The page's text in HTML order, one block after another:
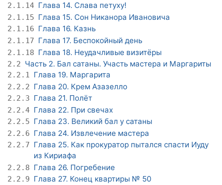
2.1.14 Глава 14. Слава петуху!
2.1.15 Глава 15. Сон Никанора Ивановича
2.1.16 Глава 16. Казнь
2.1.17 Глава 17. Беспокойный день
2.1.18 Глава 18. Неудачливые визитёры
2.2 Часть 2. Бал сатаны. Участь мастера и Маргариты
2.2.1 Глава 19. Маргарита
2.2.2 Глава 20. Крем Азазелло
2.2.3 Глава 21. Полёт
2.2.4 Глава 22. При свечах
2.2.5 Глава 23. Великий бал у сатаны
2.2.6 Глава 24. Извлечение мастера
2.2.7 Глава 25. Как прокуратор пытался спасти Иуду
из Кириафа
2.2.8 Глава 26. Погребение
2.2.9 Глава 27. Конец квартиры № 50